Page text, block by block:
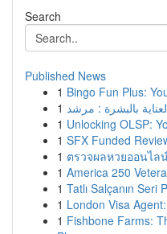
Search
Published News
1 Bingo Fun Plus:
1
1 Unlocking OLSP:
1 SFX Funded
1 ตรวจผลหวยออนไล
1 America 250
1 Tatlı Salçanın Seri
1 London Visa
1 Fishbone Farms: